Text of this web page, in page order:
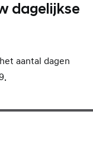
dagelijkse
aantal dagen